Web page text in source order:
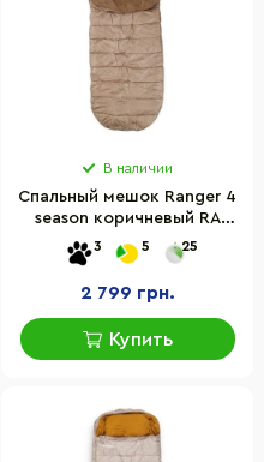
В наличии
Спальный мешок Ranger 4
season коричневый RA
5515
3 5 25
2 799 грн.
Купить